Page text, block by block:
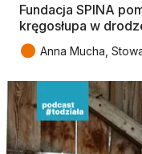
Fundacja SPINA
kręgosłupa w
● Anna Mucha,